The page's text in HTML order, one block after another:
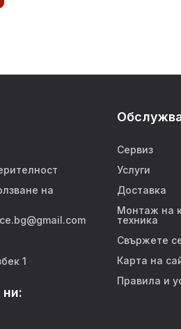
на
1
Сервиз
Услуги
Доставка
Монтаж на
техника
Свържете
Карта на
Правила и